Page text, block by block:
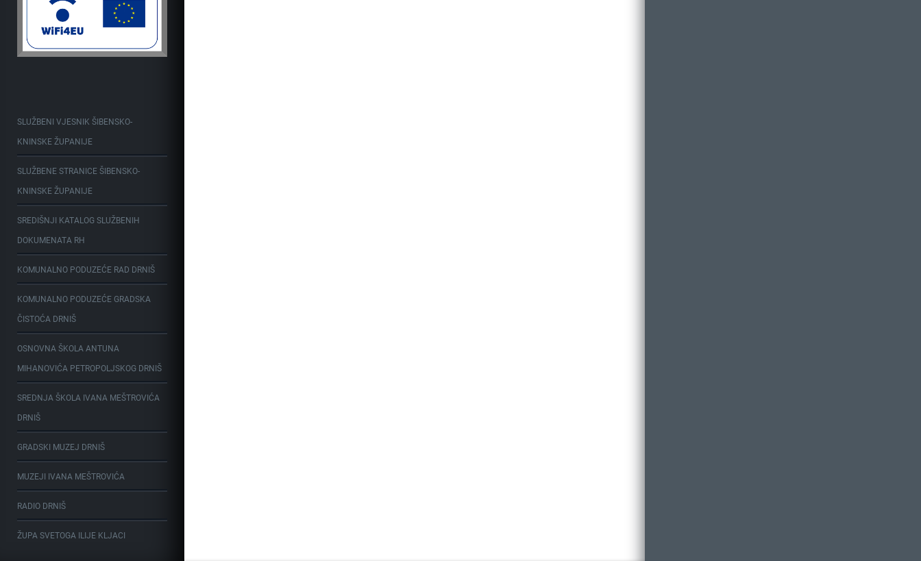
SLUŽBENI VJESNIK ŠIBENSKO-
KNINSKE ŽUPANIJE
SLUŽBENE STRANICE ŠIBENSKO-
KNINSKE ŽUPANIJE
SREDIŠNJI KATALOG SLUŽBENIH
DOKUMENATA RH
KOMUNALNO PODUZEĆE RAD DRNIŠ
KOMUNALNO PODUZEĆE GRADSKA
ČISTOĆA DRNIŠ
OSNOVNA ŠKOLA ANTUNA
MIHANOVIĆA PETROPOLJSKOG DRNIŠ
SREDNJA ŠKOLA IVANA MEŠTROVIĆA
DRNIŠ
GRADSKI MUZEJ DRNIŠ
MUZEJI IVANA MEŠTROVIĆA
RADIO DRNIŠ
ŽUPA SVETOGA ILIJE KLJACI